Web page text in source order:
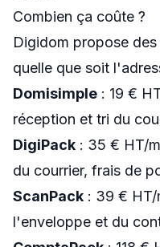
Combien ça coûte ?
Digidom propose
quelle que soit
Domisimple : 19 €
réception et tri du
DigiPack : 35 € HT/
du courrier, frais de
ScanPack : 39 €
l'enveloppe et du